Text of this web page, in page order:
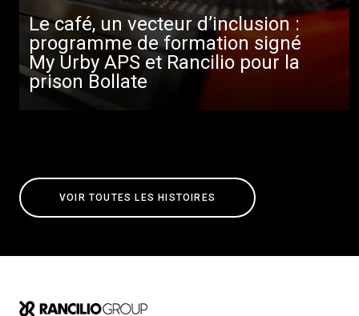
Le café, un vecteur d’inclusion :
programme de formation signé
My Urby APS et Rancilio pour la
prison Bollate
VOIR TOUTES LES HISTOIRES